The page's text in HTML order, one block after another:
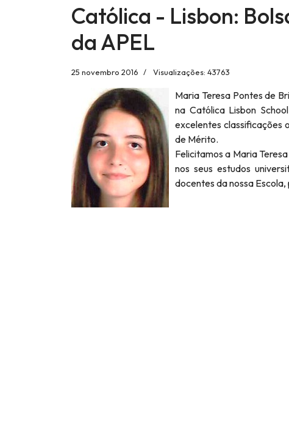
Católica - Lisbon:
da APEL
25 novembro 2016 Visualizações: 43763
Maria Teresa Pontes de
na Católica Lisbon
excelentes classificações
de Mérito.
Felicitamos a Maria
nos seus estudos
docentes da nossa